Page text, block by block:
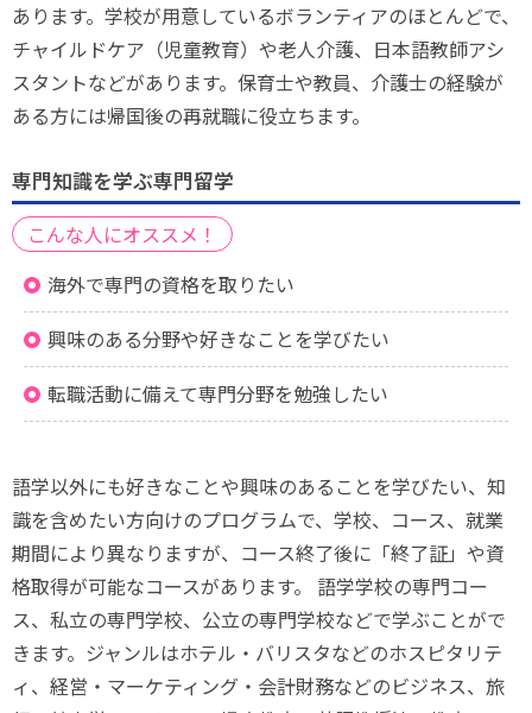
あります。学校が用意しているボランティアのほとんどで、
チャイルドケア（児童教育）や老人介護、日本語教師アシ
スタントなどがあります。保育士や教員、介護士の経験が
ある方には帰国後の再就職に役立ちます。
専門知識を学ぶ専門留学
こんな人にオススメ！
海外で専門の資格を取りたい
興味のある分野や好きなことを学びたい
転職活動に備えて専門分野を勉強したい
語学以外にも好きなことや興味のあることを学びたい、知
識を含めたい方向けのプログラムで、学校、コース、就業
期間により異なりますが、コース終了後に「終了証」や資
格取得が可能なコースがあります。 語学学校の専門コー
ス、私立の専門学校、公立の専門学校などで学ぶことがで
きます。ジャンルはホテル・バリスタなどのホスピタリテ
ィ、経営・マーケティング・会計財務などのビジネス、旅